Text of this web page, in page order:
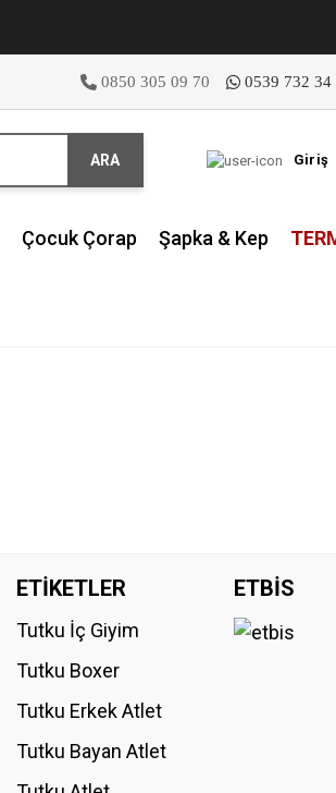
0850 305 09 70 0539 732 34
ARA Giriş
Çocuk Çorap Şapka & Kep
ETİKETLER
Tutku İç Giyim
Tutku Boxer
Tutku Erkek Atlet
Tutku Bayan Atlet
ETBİS